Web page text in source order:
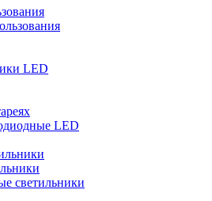
LED
LED
светильники